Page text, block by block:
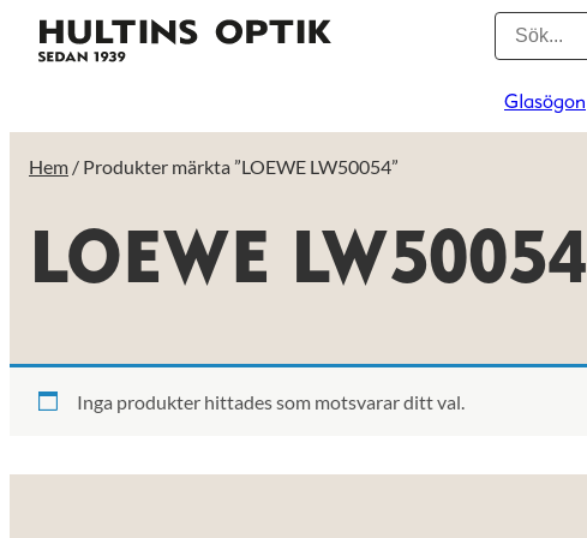
Glasögon
Hem / Produkter märkta ”LOEWE LW50054”
LOEWE LW50054
Inga produkter hittades som motsvarar ditt val.